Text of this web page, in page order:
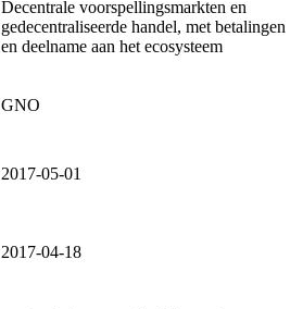
Decentrale voorspellingsmarkten en
gedecentraliseerde handel, met betalingen
en deelname aan het ecosysteem
GNO
2017-05-01
2017-04-18